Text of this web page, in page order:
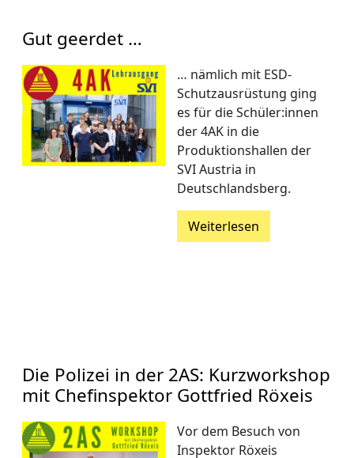
Gut geerdet …
… nämlich mit ESD-
Schutzausrüstung ging
es für die Schüler:innen
der 4AK in die
Produktionshallen der
SVI Austria in
Deutschlandsberg.
Weiterlesen
Die Polizei in der 2AS: Kurzworkshop
mit Chefinspektor Gottfried Röxeis
Vor dem Besuch von
Inspektor Röxeis